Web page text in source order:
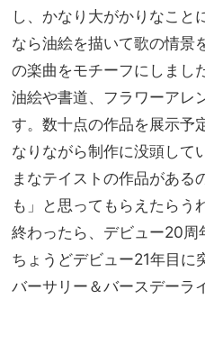
し、かなり大がかりなこと
なら油絵を描いて歌の情景
の楽曲をモチーフにしまし
油絵や書道、フラワーアレ
す。数十点の作品を展示予
なりながら制作に没頭して
まなテイストの作品がある
も」と思ってもらえたらう
終わったら、デビュー20周
ちょうどデビュー21年目に
バーサリー＆バースデーラ